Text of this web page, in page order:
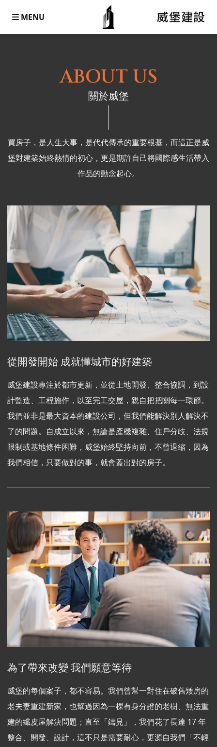
MENU
ABOUT US
關於威堡
買房子，是人生大事，是代代傳承的重要根基，而這正是威
堡對建築始終熱情的初心，更是期許自己將國際感生活帶入
作品的動念起心。
從開發開始 成就懂城市的好建築
威堡建設專注於都市更新，並從土地開發、整合協調，到設
計監造、工程施作，以至完工交屋，親自把把關每一環節。
我們並非是最大資本的建設公司，但我們能解決別人解決不
了的問題。自成立以來，無論是產機複雜、住戶分歧、法規
限制或基地條件困難，威堡始終堅持向前，不曾退縮，因為
我們相信，只要做對的事，就會蓋出對的房子。
為了帶來改變 我們願意等待
威堡的每個案子，都不容易。我們曾幫一對住在破舊矮房的
老夫妻重建新家，也幫過因為一棵有身分證的老樹、無法重
建的纖皮屋解決問題；直至「鑄見」，我們花了長達 17 年
整合、開發、設計，這不只是需要耐心，更源自我們「不輕